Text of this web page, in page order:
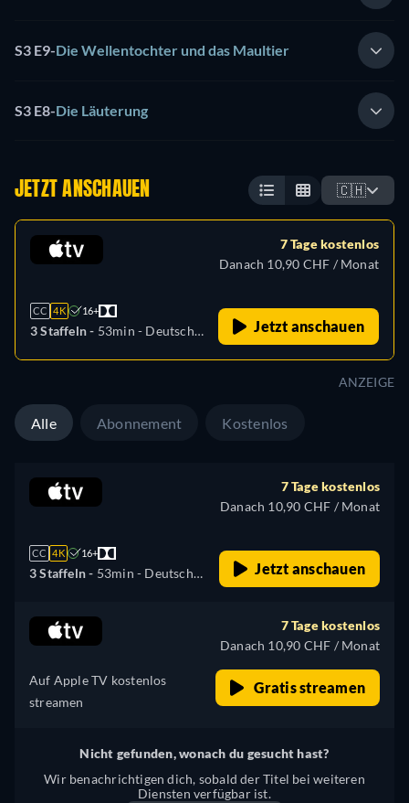
S3 E9-Die Wellentochter und das Maultier
S3 E8-Die Läuterung
JETZT ANSCHAUEN 🇨🇭
CC 4K 16+
3 Staffeln - 53min - Deutsch,
Russisch, Türkisch
7 Tage kostenlos
Danach 10,90 CHF / Monat
Jetzt anschauen
ANZEIGE
Alle Abonnement Kostenlos
CC 4K 16+
3 Staffeln - 53min - Deutsch,
Französisch, Italienisch,
Japanisch, Portugiesisch,
7 Tage kostenlos
Danach 10,90 CHF / Monat
Jetzt anschauen
Auf Apple TV kostenlos
streamen
7 Tage kostenlos
Danach 10,90 CHF / Monat
Gratis streamen
Nicht gefunden, wonach du gesucht hast?
Wir benachrichtigen dich, sobald der Titel bei weiteren
Diensten verfügbar ist.